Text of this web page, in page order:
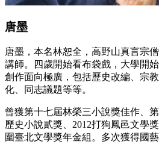
唐墨
唐墨，本名林恕全，高野山真言宗
講師。四歲開始看布袋戲，大學開
創作面向極廣，包括歷史改編、宗
化、同志議題等等。
曾獲第十七屆林榮三小說獎佳作、
歷史小說貳獎、2012打狗鳳邑文學
圍臺北文學獎年金組。多次獲得國